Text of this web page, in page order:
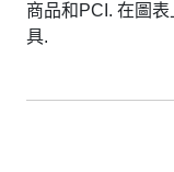
商品和PCI. 在圖
具.
您也可以選擇不